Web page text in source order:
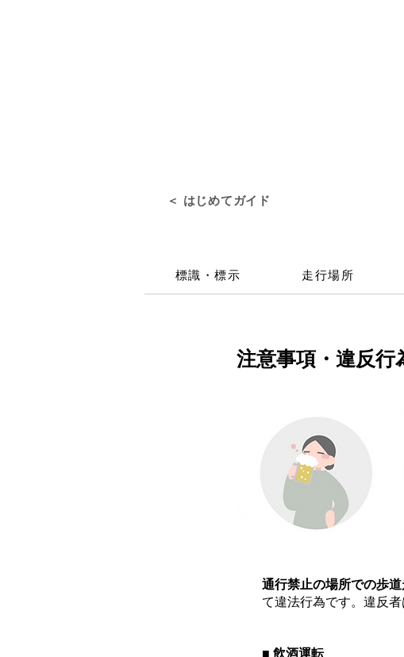
＜ はじめてガイド
標識・標示 走行場所
注意事項・違反行
通行禁止の場所での歩
て違法行為です。違反
■ 飲酒運転